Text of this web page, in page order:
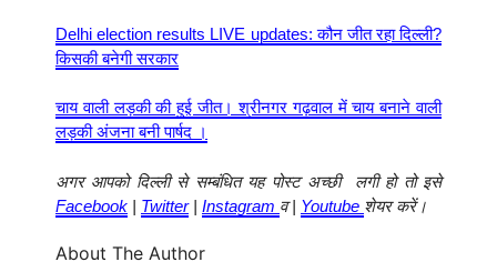
Delhi election results LIVE updates: कौन जीत रहा दिल्ली?
किसकी बनेगी सरकार
चाय वाली लड़की की हुई जीत। श्रीनगर गढ़वाल में चाय बनाने वाली
लड़की अंजना बनी पार्षद ।
अगर आपको दिल्ली से सम्बंधित यह पोस्ट अच्छी लगी हो तो इसे
Facebook | Twitter| Instagram व | Youtube शेयर करें।
About The Author